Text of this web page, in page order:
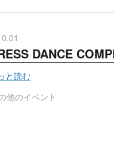
DANCE
と読む
他のイベント